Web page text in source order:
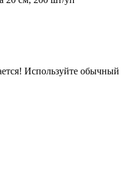
Используйте обычный